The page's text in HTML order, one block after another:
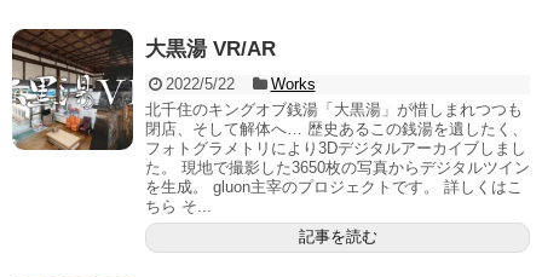
大黒湯 VR/AR
2022/5/22
Works
北千住のキングオブ銭湯「大黒湯」が惜しまれつつも
閉店、そして解体へ… 歴史あるこの銭湯を遺したく、
フォトグラメトリにより3Dデジタルアーカイブしまし
た。 現地で撮影した3650枚の写真からデジタルツイン
を生成。 gluon主宰のプロジェクトです。 詳しくはこ
ちら そ...
記事を読む